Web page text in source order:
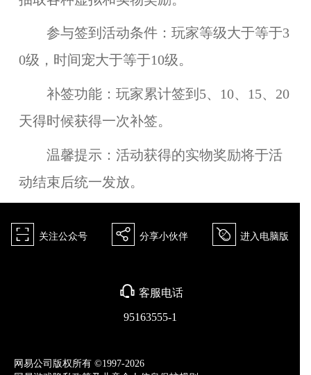
参与签到活动条件： 玩家等级大于等于3
0级，时间宠大于等于10级。
补签功能： 玩家累计签到5、10、15、20
天得时候获得一次补签。
温馨提示： 活动获得的实物奖励将于活
动结束后统一发放。
򰀁 关注公众号 򰀂 分享小伙伴 򰀄 进入电脑版
򰀃 客服电话
95163555-1
网易公司版权所有 ©1997-2026